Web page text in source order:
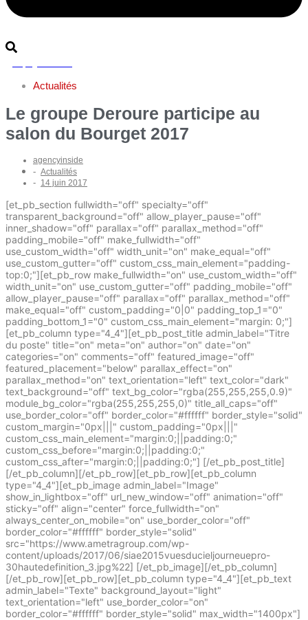
Actualités
Le groupe Deroure participe au
salon du Bourget 2017
agencyinside
- Actualités
- 14 juin 2017
[et_pb_section fullwidth="off" specialty="off"
transparent_background="off" allow_player_pause="off"
inner_shadow="off" parallax="off" parallax_method="off"
padding_mobile="off" make_fullwidth="off"
use_custom_width="off" width_unit="on" make_equal="off"
use_custom_gutter="off" custom_css_main_element="padding-
top:0;"][et_pb_row make_fullwidth="on" use_custom_width="off"
width_unit="on" use_custom_gutter="off" padding_mobile="off"
allow_player_pause="off" parallax="off" parallax_method="off"
make_equal="off" custom_padding="0|0" padding_top_1="0"
padding_bottom_1="0" custom_css_main_element="margin: 0;"]
[et_pb_column type="4_4"][et_pb_post_title admin_label="Titre
du poste" title="on" meta="on" author="on" date="on"
categories="on" comments="off" featured_image="off"
featured_placement="below" parallax_effect="on"
parallax_method="on" text_orientation="left" text_color="dark"
text_background="off" text_bg_color="rgba(255,255,255,0.9)"
module_bg_color="rgba(255,255,255,0)" title_all_caps="off"
use_border_color="off" border_color="#ffffff" border_style="solid"
custom_margin="0px|||" custom_padding="0px|||"
custom_css_main_element="margin:0;||padding:0;"
custom_css_before="margin:0;||padding:0;"
custom_css_after="margin:0;||padding:0;"] [/et_pb_post_title]
[/et_pb_column][/et_pb_row][et_pb_row][et_pb_column
type="4_4"][et_pb_image admin_label="Image"
show_in_lightbox="off" url_new_window="off" animation="off"
sticky="off" align="center" force_fullwidth="on"
always_center_on_mobile="on" use_border_color="off"
border_color="#ffffff" border_style="solid"
src="https://www.ametragroup.com/wp-
content/uploads/2017/06/siae2015vuesducieljourneuepro-
30hautedefinition_3.jpg%22] [/et_pb_image][/et_pb_column]
[/et_pb_row][et_pb_row][et_pb_column type="4_4"][et_pb_text
admin_label="Texte" background_layout="light"
text_orientation="left" use_border_color="on"
border_color="#ffffff" border_style="solid" max_width="1400px"]